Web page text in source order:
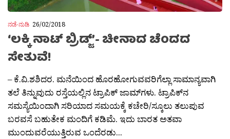
ನಡೆ-ನುಡಿ 26/02/2018
‘ಲಕ್ಕಿ ನಾಟ್ ಬ್ರಿಡ್ಜ್’- ಚೀನಾದ ಚೆಂದದ
ಸೇತುವೆ!
– ಕೆ.ವಿ.ಶಶಿದರ. ಮನೆಯಿಂದ ಹೊರಹೋಗುವವರಿಗೆಲ್ಲಾ ಸಾಮಾನ್ಯವಾಗಿ
ತಲೆ ತಿನ್ನುವುದು ರಸ್ತೆಯಲ್ಲಿನ ಟ್ರಾಪಿಕ್ ಜಾಮ್‍ಗಳು. ಟ್ರಾಪಿಕ್‍ನ
ಸಮಸ್ಯೆಯಿಂದಾಗಿ ಸರಿಯಾದ ಸಮಯಕ್ಕೆ ಕಚೇರಿ/ಸ್ಕೂಲು ತಲುಪುವ
ಬರವಸೆ ಬಹುತೇಕ ಮಂದಿಗೆ ಕಡಿಮೆ. ಇದು ಬಾರತ ಅತವಾ
ಮುಂದುವರೆಯುತ್ತಿರುವ ಒಂದೆರಡು...